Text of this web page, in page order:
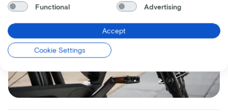
Functional Advertising
Accept
Cookie Settings